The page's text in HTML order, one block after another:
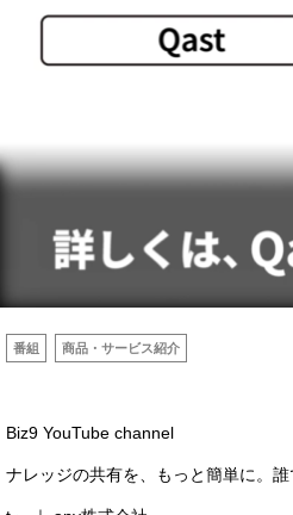
番組 商品・サービス紹介
Biz9 YouTube channel
ナレッジの共有を、もっと簡単に。